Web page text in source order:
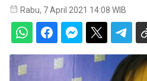
Rabu, 7 April 2021 14:08 WIB